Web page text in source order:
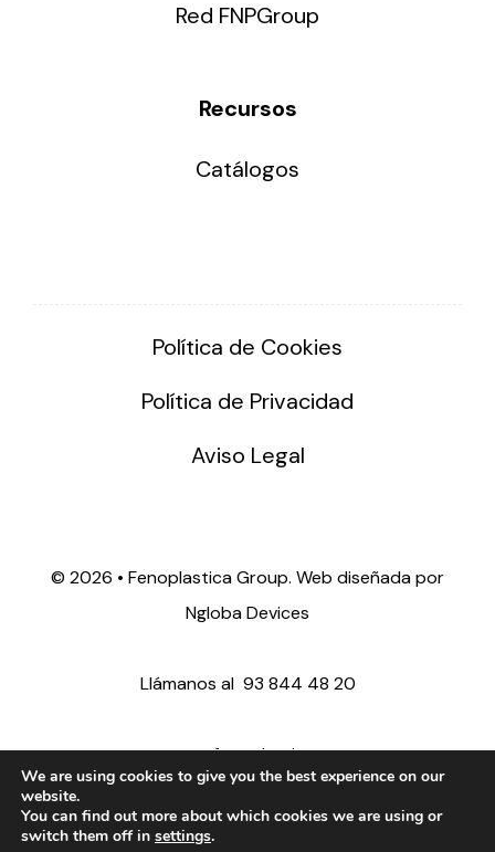
Red FNPGroup
Recursos
Catálogos
Política de Cookies
Política de Privacidad
Aviso Legal
© 2026 • Fenoplastica Group. Web diseñada por
Ngloba Devices
Llámanos al 93 844 48 20
ventas@fenoplastica.com
export@fenoplastica.com
We are using cookies to give you the best experience on our
website.
You can find out more about which cookies we are using or
switch them off in settings.